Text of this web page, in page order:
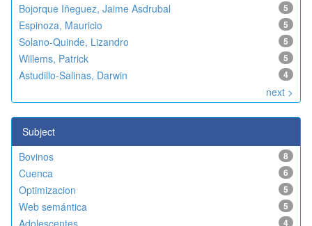
5
Bojorque Iñeguez, Jaime Asdrubal
5
Espinoza, Mauricio
5
Solano-Quinde, Lizandro
5
Willems, Patrick
4
Astudillo-Salinas, Darwin
next >
Subject
8
Bovinos
6
Cuenca
5
Optimizacion
5
Web semántica
4